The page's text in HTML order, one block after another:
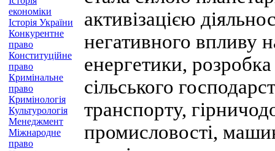
економіки
Історія України
Конкурентне
право
Конституційне
право
Кримінальне
право
Кримінологія
Культурологія
Менеджмент
Міжнародне
право
активізацією
негативного впливу
енергетики,
сільського
транспорту,
промисловості,